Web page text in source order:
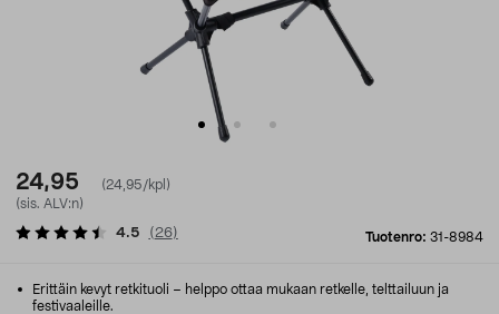
24,95
(24,95/kpl)
(sis. ALV:n)
Tuotenro: 31-8984
4.5 ( 26)
Erittäin kevyt retkituoli – helppo ottaa mukaan retkelle, telttailuun ja
festivaaleille.